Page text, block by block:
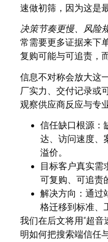
速做初筛，因为这是
决策节奏更慢、风险
常需要更多证据来下
复购可能与可追责，
信息不对称会放大这
厂实力、交付记录或
观察供应商反应与专
信任缺口根源：
达、访问速度、
溢价。
目标客户真实需
可复购、可追责
解决方向： 通过
格迁移到标准、
我们在后文将用“超音
明如何把搜索端信任